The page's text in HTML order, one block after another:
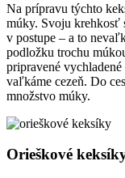
Na prípravu týchto
múky. Svoju krehkosť
v postupe – a to
podložku trochu
pripravené
vaľkáme cezeň. Do
množstvo múky.
Orieškové